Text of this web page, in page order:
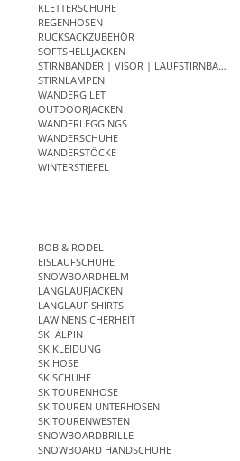
KLETTERSCHUHE
REGENHOSEN
RUCKSACKZUBEHÖR
SOFTSHELLJACKEN
STIRNBÄNDER | VISOR | LAUFSTIRNBAND
STIRNLAMPEN
WANDERGILET
OUTDOORJACKEN
WANDERLEGGINGS
WANDERSCHUHE
WANDERSTÖCKE
WINTERSTIEFEL
BOB & RODEL
EISLAUFSCHUHE
SNOWBOARDHELM
LANGLAUFJACKEN
LANGLAUF SHIRTS
LAWINENSICHERHEIT
SKI ALPIN
SKIKLEIDUNG
SKIHOSE
SKISCHUHE
SKITOURENHOSE
SKITOUREN UNTERHOSEN
SKITOURENWESTEN
SNOWBOARDBRILLE
SNOWBOARD HANDSCHUHE